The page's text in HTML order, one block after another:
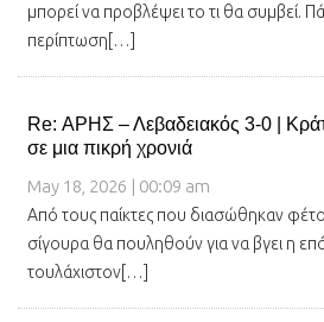
μπορεί να προβλέψει το τι θα συμβεί.
περίπτωση[…]
Re: ΑΡΗΣ – Λεβαδειακός 3-0 |
σε μια πικρή χρονιά
May 18, 2026 | 00:09 am
Από τους παίκτες που διασώθηκαν
σίγουρα θα πουληθούν για να βγει η
τουλάχιστον[…]